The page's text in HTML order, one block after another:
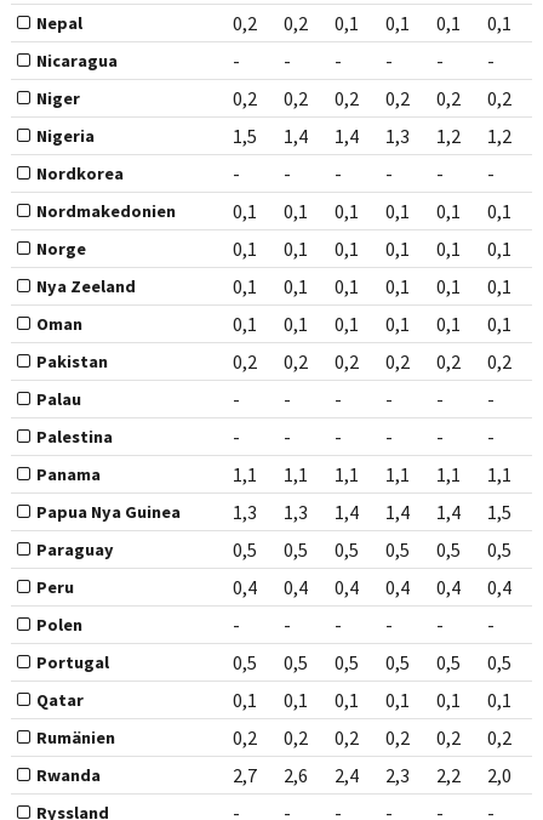
Nepal 0,2 0,2 0,1 0,1 0,1 0,1
Nicaragua - - - - - -
Niger 0,2 0,2 0,2 0,2 0,2 0,2
Nigeria 1,5 1,4 1,4 1,3 1,2 1,2
Nordkorea - - - - - -
Nordmakedonien 0,1 0,1 0,1 0,1 0,1 0,1
Norge 0,1 0,1 0,1 0,1 0,1 0,1
Nya Zeeland 0,1 0,1 0,1 0,1 0,1 0,1
Oman 0,1 0,1 0,1 0,1 0,1 0,1
Pakistan 0,2 0,2 0,2 0,2 0,2 0,2
Palau - - - - - -
Palestina - - - - - -
Panama 1,1 1,1 1,1 1,1 1,1 1,1
Papua Nya Guinea 1,3 1,3 1,4 1,4 1,4 1,5
Paraguay 0,5 0,5 0,5 0,5 0,5 0,5
Peru 0,4 0,4 0,4 0,4 0,4 0,4
Polen - - - - - -
Portugal 0,5 0,5 0,5 0,5 0,5 0,5
Qatar 0,1 0,1 0,1 0,1 0,1 0,1
Rumänien 0,2 0,2 0,2 0,2 0,2 0,2
Rwanda 2,7 2,6 2,4 2,3 2,2 2,0
Ryssland - - - - - -